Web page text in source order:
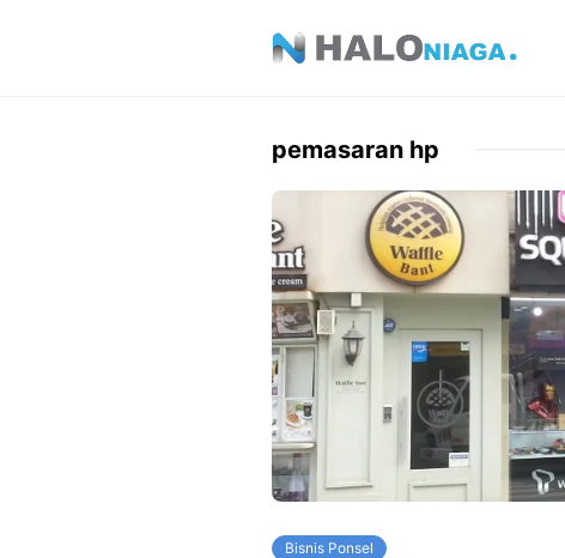
pemasaran hp
Bisnis Ponsel